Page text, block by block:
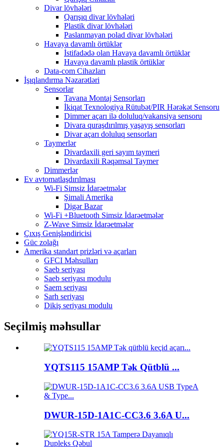
Divar lövhələri
Qarışıq divar lövhələri
Plastik divar lövhələri
Paslanmayan polad divar lövhələri
Havaya davamlı örtüklər
İstifadədə olan Havaya davamlı örtüklər
Havaya davamlı plastik örtüklər
Data-com Cihazları
İşıqlandırma Nəzarətləri
Sensorlar
Tavana Montaj Sensorları
İkiqat Texnologiya Rütubət/PIR Hərəkət Sensoru
Dimmer açarı ilə doluluq/vakansiya sensoru
Divara quraşdırılmış yaşayış sensorları
Divar açarı doluluq sensorları
Taymerlər
Divardaxili geri sayım taymeri
Divardaxili Rəqəmsal Taymer
Dimmerlər
Ev avtomatlaşdırılması
Wi-Fi Simsiz İdarəetmələr
Şimali Amerika
Digər Bazar
Wi-Fi +Bluetooth Simsiz İdarəetmələr
Z-Wave Simsiz İdarəetmələr
Çıxış Genişləndiricisi
Güc zolağı
Amerika standart prizləri və açarları
GFCI Məhsulları
Saeb seriyası
Saeb seriyası modulu
Saem seriyası
Sarh seriyası
Dikiş seriyası modulu
Seçilmiş məhsullar
YQTS115 15AMP Tək Qütblü ...
DWUR-15D-1A1C-CC3.6 3.6A U...